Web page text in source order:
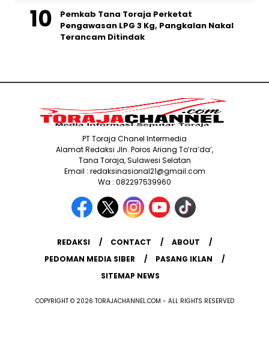
Pemkab Tana Toraja Perketat
Pengawasan LPG 3 Kg, Pangkalan Nakal
Terancam Ditindak
PT Toraja Chanel Intermedia
Alamat Redaksi Jln. Poros Ariang To’ra’da’,
Tana Toraja, Sulawesi Selatan
Email : redaksinasional21@gmail.com
Wa : 082297539960
REDAKSI CONTACT
ABOUT
PEDOMAN MEDIA SIBER
PASANG IKLAN
SITEMAP NEWS
COPYRIGHT © 2026 TORAJACHANNEL.COM - ALL RIGHTS RESERVED